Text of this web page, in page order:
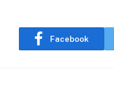
Facebook